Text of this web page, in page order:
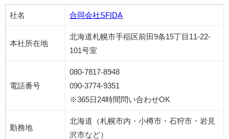
社名 合同会社SFIDA
本社所在地
北海道札幌市手稲区前田9条15丁目11-22-
101号室
電話番号
080-7817-8948
090-3774-9351
※365日24時間問い合わせOK
勤務地
北海道（札幌市内・小樽市・石狩市・岩見
沢市など）